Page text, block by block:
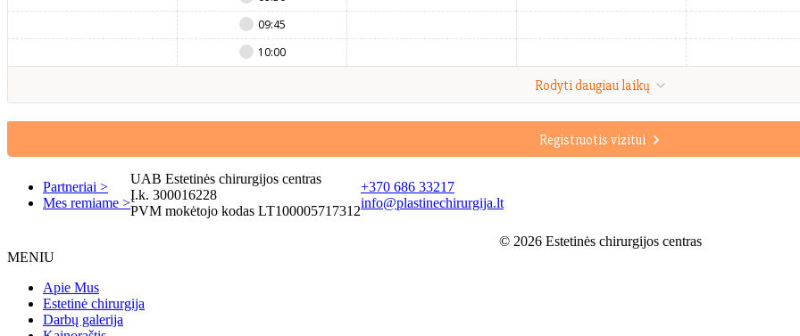
09:45
10:00
Rodyti daugiau laikų
Registruotis vizitui
Partneriai >
Mes remiame >
UAB Estetinės chirurgijos centras
Į.k. 300016228
PVM mokėtojo kodas LT100005717312
+370 686 33217
info@plastinechirurgija.lt
© 2026 Estetinės chirurgijos centras
MENIU
Apie Mus
Estetinė chirurgija
Darbų galerija